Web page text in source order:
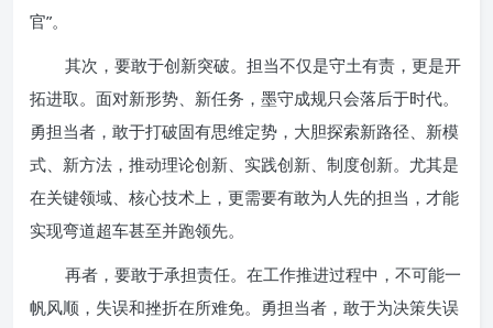
官”。
其次，要敢于创新突破。担当不仅是守土有责，更是开
拓进取。面对新形势、新任务，墨守成规只会落后于时代。
勇担当者，敢于打破固有思维定势，大胆探索新路径、新模
式、新方法，推动理论创新、实践创新、制度创新。尤其是
在关键领域、核心技术上，更需要有敢为人先的担当，才能
实现弯道超车甚至并跑领先。
再者，要敢于承担责任。在工作推进过程中，不可能一
帆风顺，失误和挫折在所难免。勇担当者，敢于为决策失误